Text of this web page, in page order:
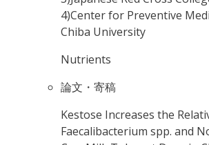
4)Center for Preventive
Chiba University
Nutrients
論文・寄稿
Kestose Increases the
Faecalibacterium spp. and